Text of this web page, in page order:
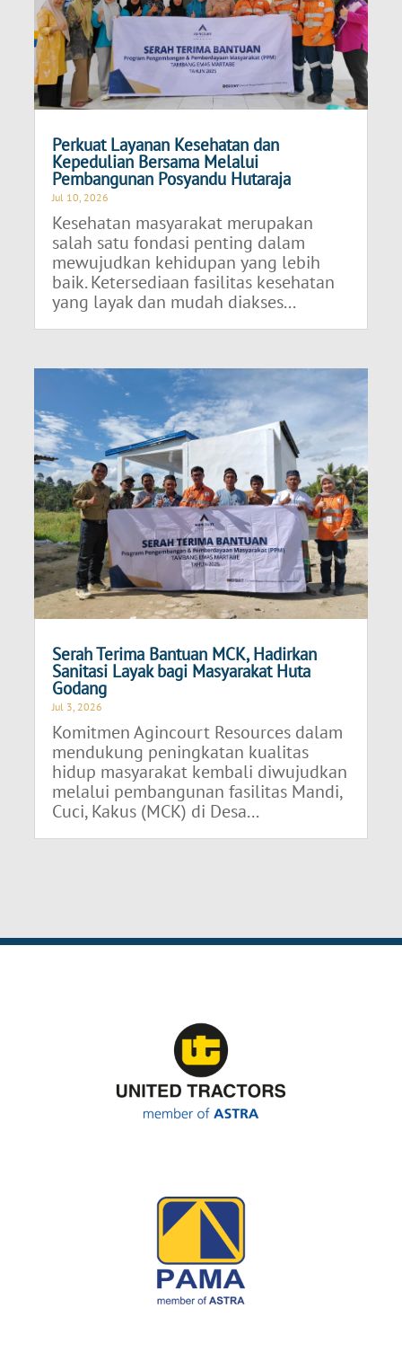
Perkuat Layanan Kesehatan dan
Kepedulian Bersama Melalui
Pembangunan Posyandu Hutaraja
Jul 10, 2026
Kesehatan masyarakat merupakan
salah satu fondasi penting dalam
mewujudkan kehidupan yang lebih
baik. Ketersediaan fasilitas kesehatan
yang layak dan mudah diakses...
Serah Terima Bantuan MCK, Hadirkan
Sanitasi Layak bagi Masyarakat Huta
Godang
Jul 3, 2026
Komitmen Agincourt Resources dalam
mendukung peningkatan kualitas
hidup masyarakat kembali diwujudkan
melalui pembangunan fasilitas Mandi,
Cuci, Kakus (MCK) di Desa...